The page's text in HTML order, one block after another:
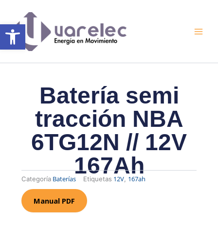
Abrir barra de herramientas
contenido
Batería semi
tracción NBA
6TG12N // 12V
167Ah
Categoría Baterías Etiquetas 12V 167ah
Manual PDF